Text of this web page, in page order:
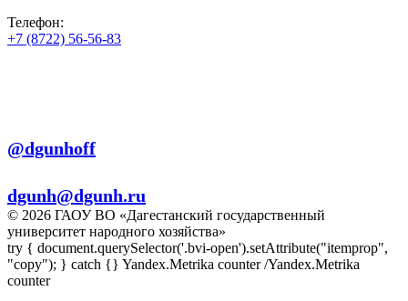
Телефон:
+7 (8722) 56-56-83
@dgunhoff
dgunh@dgunh.ru
© 2026 ГАОУ ВО «Дагестанский государственный
университет народного хозяйства»
try { document.querySelector('.bvi-open').setAttribute("itemprop",
"copy"); } catch {} Yandex.Metrika counter/Yandex.Metrika
counter